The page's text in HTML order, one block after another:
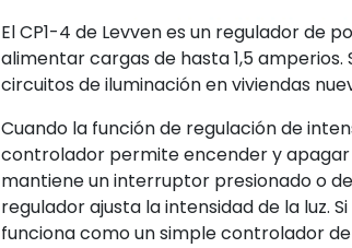
El CP1-4 de Levven es un regulador de
alimentar cargas de hasta 1,5
circuitos de iluminación en viviendas
Cuando la función de regulación de
controlador permite encender y apagar
mantiene un interruptor presionado o
regulador ajusta la intensidad de la luz.
funciona como un simple controlador